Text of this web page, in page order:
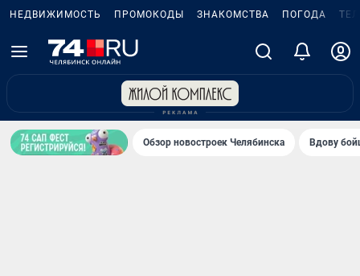
НЕДВИЖИМОСТЬ ПРОМОКОДЫ ЗНАКОМСТВА ПОГОДА
Обзор новостроек Челябинска Вдову